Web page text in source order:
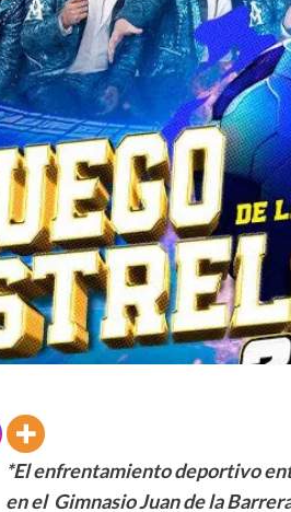
*El enfrentamiento deportivo
en el Gimnasio Juan de la